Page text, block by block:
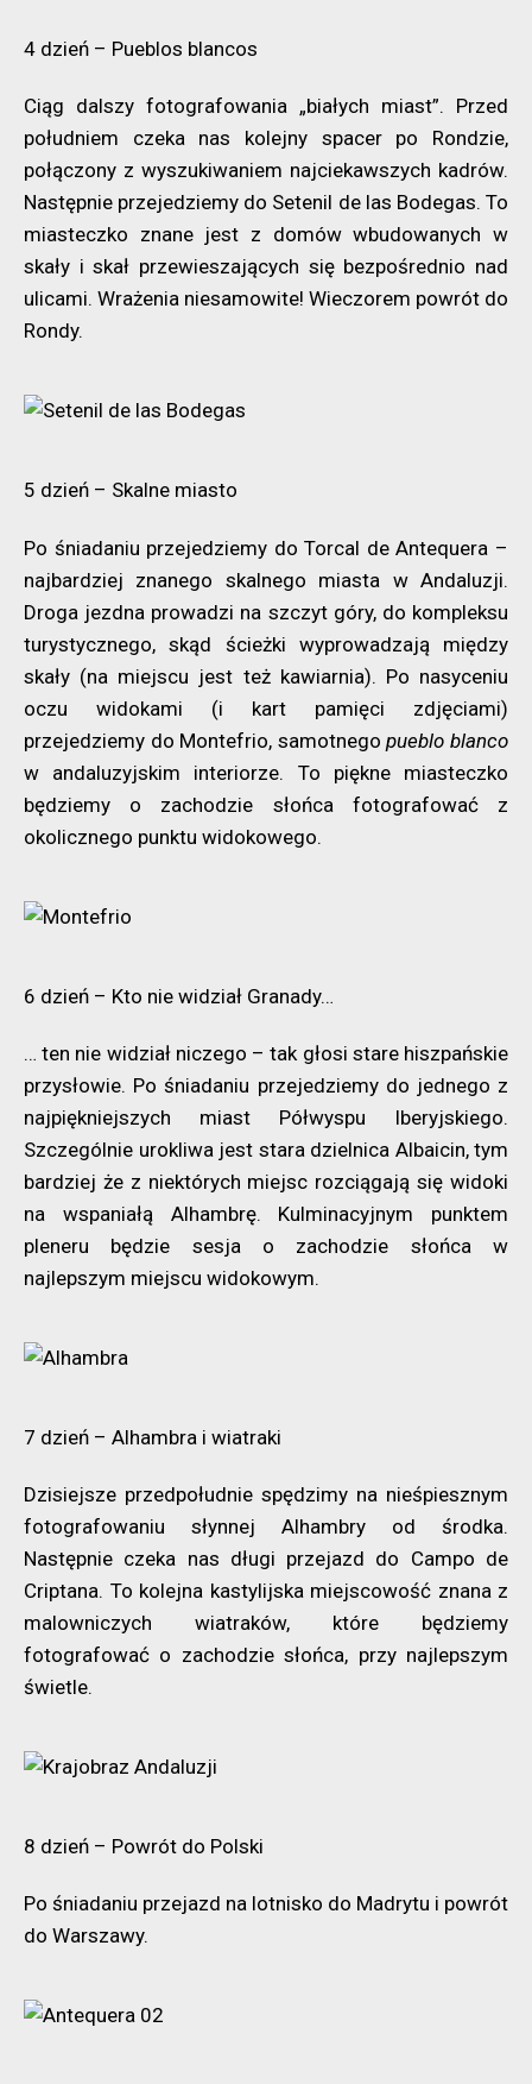
4 dzień – Pueblos blancos
Ciąg dalszy fotografowania „białych miast”. Przed
południem czeka nas kolejny spacer po Rondzie,
połączony z wyszukiwaniem najciekawszych kadrów.
Następnie przejedziemy do Setenil de las Bodegas. To
miasteczko znane jest z domów wbudowanych w
skały i skał przewieszających się bezpośrednio nad
ulicami. Wrażenia niesamowite! Wieczorem powrót do
Rondy.
5 dzień – Skalne miasto
Po śniadaniu przejedziemy do Torcal de Antequera –
najbardziej znanego skalnego miasta w Andaluzji.
Droga jezdna prowadzi na szczyt góry, do kompleksu
turystycznego, skąd ścieżki wyprowadzają między
skały (na miejscu jest też kawiarnia). Po nasyceniu
oczu widokami (i kart pamięci zdjęciami)
przejedziemy do Montefrio, samotnegopueblo blanco
w andaluzyjskim interiorze. To piękne miasteczko
będziemy o zachodzie słońca fotografować z
okolicznego punktu widokowego.
6 dzień – Kto nie widział Granady…
… ten nie widział niczego – tak głosi stare hiszpańskie
przysłowie. Po śniadaniu przejedziemy do jednego z
najpiękniejszych miast Półwyspu Iberyjskiego.
Szczególnie urokliwa jest stara dzielnica Albaicin, tym
bardziej że z niektórych miejsc rozciągają się widoki
na wspaniałą Alhambrę. Kulminacyjnym punktem
pleneru będzie sesja o zachodzie słońca w
najlepszym miejscu widokowym.
7 dzień – Alhambra i wiatraki
Dzisiejsze przedpołudnie spędzimy na nieśpiesznym
fotografowaniu słynnej Alhambry od środka.
Następnie czeka nas długi przejazd do Campo de
Criptana. To kolejna kastylijska miejscowość znana z
malowniczych wiatraków, które będziemy
fotografować o zachodzie słońca, przy najlepszym
świetle.
8 dzień – Powrót do Polski
Po śniadaniu przejazd na lotnisko do Madrytu i powrót
do Warszawy.